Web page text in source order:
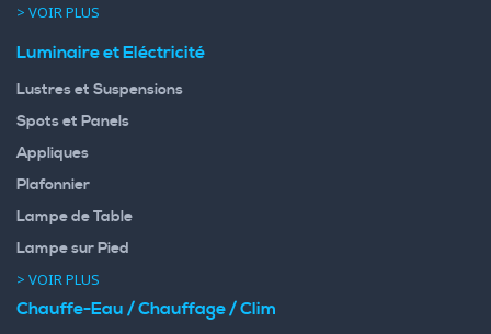
> VOIR PLUS
Luminaire et Eléctricité
Lustres et Suspensions
Spots et Panels
Appliques
Plafonnier
Lampe de Table
Lampe sur Pied
> VOIR PLUS
Chauffe-Eau / Chauffage / Clim